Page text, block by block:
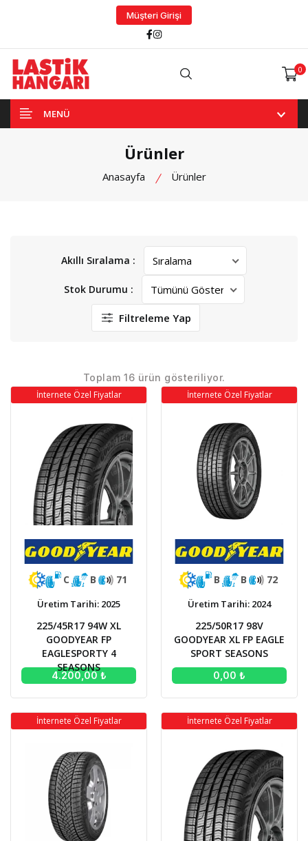
Müşteri Girişi
Facebook
Instagram
0
MENÜ
Ürünler
Anasayfa Ürünler
Akıllı Sıralama :
Stok Durumu :
Filtreleme Yap
Toplam 16 ürün gösteriliyor.
İnternete Özel Fiyatlar
C B 71
Üretim Tarihi: 2025
225/45R17 94W XL
GOODYEAR FP
EAGLESPORTY 4
SEASONS
4.200,00 ₺
İnternete Özel Fiyatlar
B B 72
Üretim Tarihi: 2024
225/50R17 98V
GOODYEAR XL FP EAGLE
SPORT SEASONS
0,00 ₺
İnternete Özel Fiyatlar İnternete Özel Fiyatlar